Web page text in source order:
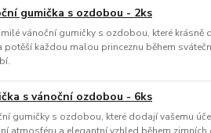
gumička s ozdobou - 2ks
vánoční gumičky s ozdobou, které krásně
potěší každou malou princeznu během
s vánoční ozdobou - 6ks
gumičky s ozdobou, které dodají vašemu